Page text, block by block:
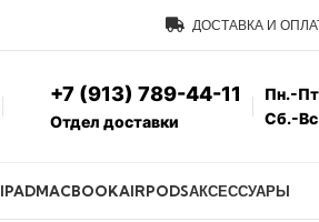
ДОСТАВКА И
+7 (913) 789-44-11
Отдел доставки
Пн.-
Сб.-
IPADMACBOOKAIRPODSАКСЕССУАРЫ